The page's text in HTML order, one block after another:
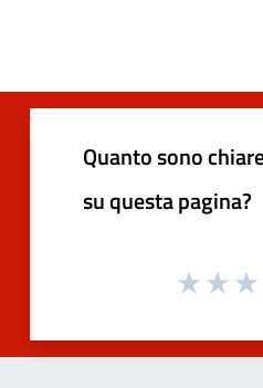
Quanto sono
su questa pagina?